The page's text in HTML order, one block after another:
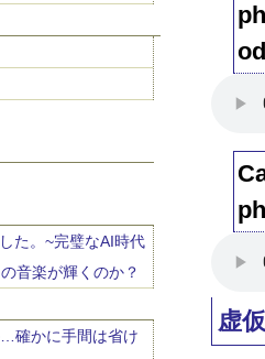
た。~完璧なAI時代
音楽が輝くのか？
確かに手間は省け
虚